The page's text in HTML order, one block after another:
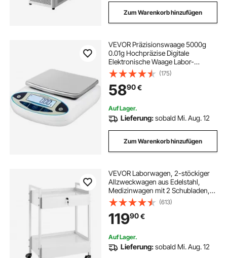
Zum Warenkorb hinzufügen
VEVOR Präzisionswaage 5000g
0.01g Hochpräzise Digitale
Elektronische Waage Labor-
Analysewaagen Laborwaage
Schulwaage Schmuckwaage
Feinwaage digital Milligramm
Waage Digitalwaage
Kalibriergewicht
(175)
5890€
Auf Lager.
Lieferung:sobald Mi. Aug. 12
Zum Warenkorb hinzufügen
VEVOR Laborwagen, 2-stöckiger
Allzweckwagen aus Edelstahl,
Medizinwagen mit 2 Schubladen,
Rollbarer Laborwagen, Weiß
Servierwagen mit Lenkrollen für
Labor, Krankenhaus,
Zahnarztpraxis, Salon usw.
(613)
11990€
Auf Lager.
Lieferung:sobald Mi. Aug. 12